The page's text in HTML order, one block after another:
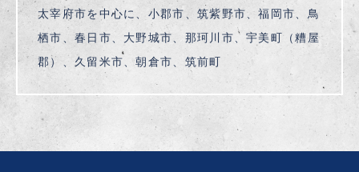
太宰府市を中心に、小郡市、筑紫野市、福岡市、鳥
栖市、春日市、大野城市、那珂川市、宇美町（糟屋
郡）、久留米市、朝倉市、筑前町